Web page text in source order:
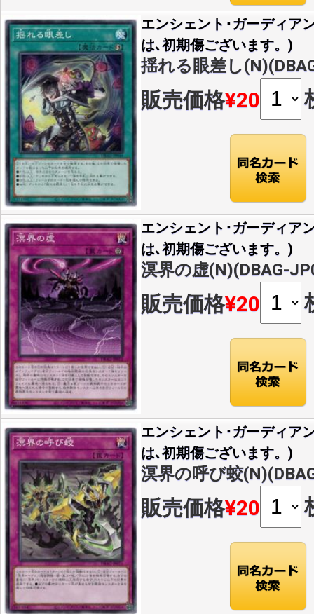
エンシェント･ガーディア
は､初期傷ございます。)
揺れる眼差し
販売価格¥20
エンシェント･ガーディア
は､初期傷ございます。)
溟界の虚(N)(DBAG-
販売価格¥20
エンシェント･ガーディア
は､初期傷ございます。)
溟界の呼び蛟
販売価格¥20